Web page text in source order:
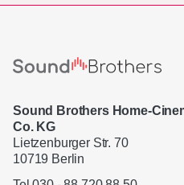
Sound Brothers Home-
Co. KG
Lietzenburger Str. 70
10719 Berlin